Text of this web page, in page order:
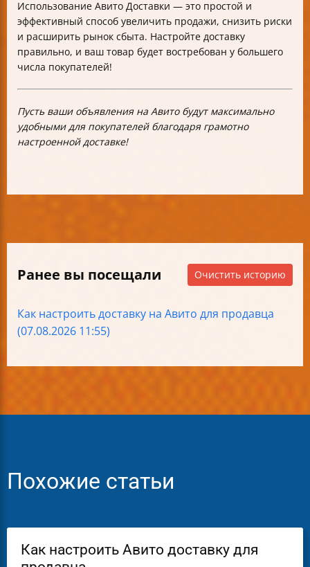
Использование Авито Доставки — это простой и
эффективный способ увеличить продажи, снизить риски
и расширить рынок сбыта. Настройте доставку
правильно, и ваш товар будет востребован у большего
числа покупателей!
Пусть ваши объявления на Авито будут максимально
удобными для покупателей благодаря грамотно
настроенной доставке!
Ранее вы посещали Очистить историю
Как настроить доставку на Авито для продавца
(07.08.2026 11:55)
Похожие статьи
Как настроить Авито доставку для